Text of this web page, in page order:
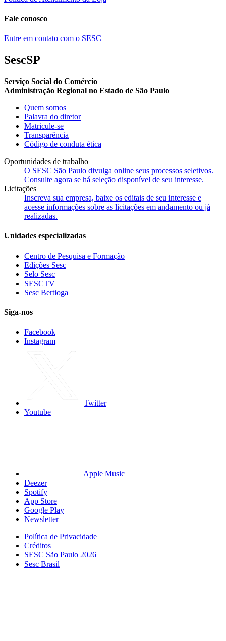
Fale conosco
Entre em contato com o SESC
SescSP
Serviço Social do Comércio
Administração Regional no Estado de São Paulo
Quem somos
Palavra do diretor
Matricule-se
Transparência
Código de conduta ética
Oportunidades de trabalho
O SESC São Paulo divulga online seus processos seletivos.
Consulte agora se há seleção disponível de seu interesse.
Licitações
Inscreva sua empresa, baixe os editais de seu interesse e
acesse informações sobre as licitações em andamento ou já
realizadas.
Unidades especializadas
Centro de Pesquisa e Formação
Edições Sesc
Selo Sesc
SESCTV
Sesc Bertioga
Siga-nos
Facebook
Instagram
Twitter
Youtube
Apple Music
Deezer
Spotify
App Store
Google Play
Newsletter
Política de Privacidade
Créditos
SESC São Paulo 2026
Sesc Brasil